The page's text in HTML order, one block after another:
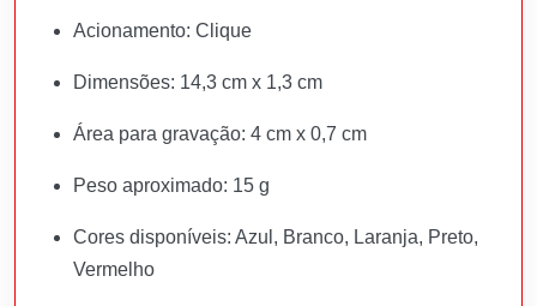
Acionamento: Clique
Dimensões: 14,3 cm x 1,3 cm
Área para gravação: 4 cm x 0,7 cm
Peso aproximado: 15 g
Cores disponíveis: Azul, Branco, Laranja, Preto,
Vermelho